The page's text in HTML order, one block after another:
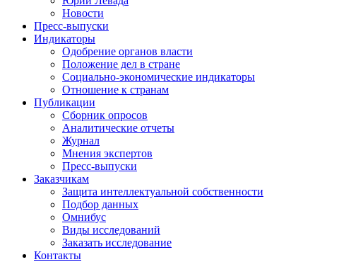
Новости
Пресс-выпуски
Индикаторы
Одобрение органов власти
Положение дел в стране
Социально-экономические индикаторы
Отношение к странам
Публикации
Сборник опросов
Аналитические отчеты
Журнал
Мнения экспертов
Пресс-выпуски
Заказчикам
Защита интеллектуальной собственности
Подбор данных
Омнибус
Виды исследований
Заказать исследование
Контакты